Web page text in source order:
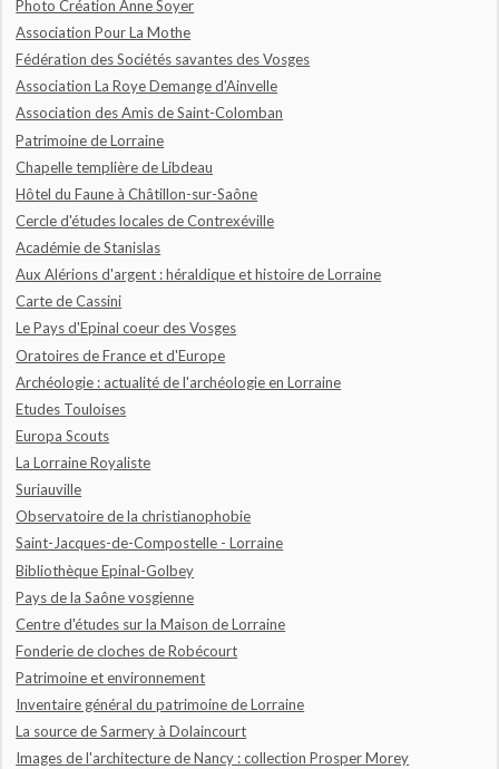
Photo Création Anne Soyer
Association Pour La Mothe
Fédération des Sociétés savantes des Vosges
Association La Roye Demange d'Ainvelle
Association des Amis de Saint-Colomban
Patrimoine de Lorraine
Chapelle templière de Libdeau
Hôtel du Faune à Châtillon-sur-Saône
Cercle d'études locales de Contrexéville
Académie de Stanislas
Aux Alérions d'argent : héraldique et histoire de Lorraine
Carte de Cassini
Le Pays d'Epinal coeur des Vosges
Oratoires de France et d'Europe
Archéologie : actualité de l'archéologie en Lorraine
Etudes Touloises
Europa Scouts
La Lorraine Royaliste
Suriauville
Observatoire de la christianophobie
Saint-Jacques-de-Compostelle - Lorraine
Bibliothèque Epinal-Golbey
Pays de la Saône vosgienne
Centre d'études sur la Maison de Lorraine
Fonderie de cloches de Robécourt
Patrimoine et environnement
Inventaire général du patrimoine de Lorraine
La source de Sarmery à Dolaincourt
Images de l'architecture de Nancy : collection Prosper Morey